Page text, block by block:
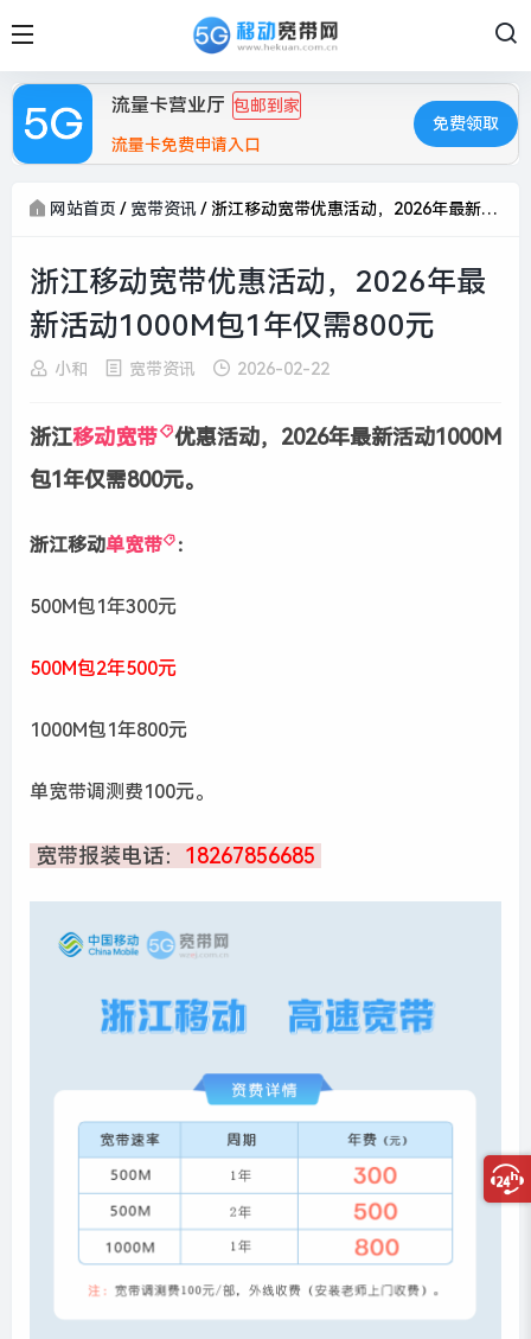
流量卡营业厅 包邮到家
流量卡免费申请入口
免费领取
网站首页 / 宽带资讯/浙江移动宽带优惠活动，2026年最新活动1000M包1年仅需800元
浙江移动宽带优惠活动，2026年最
新活动1000M包1年仅需800元
小和 宽带资讯 2026-02-22
浙江移动宽带
优惠活动，2026年最新活动1000M
包1年仅需800元。
浙江移动单宽带 ：
500M包1年300元
500M包2年500元
1000M包1年800元
单宽带调测费100元。
宽带报装电话： 18267856685